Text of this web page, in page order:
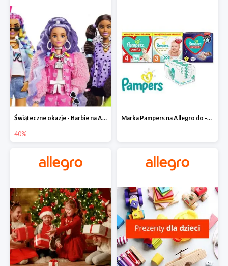
Świąteczne okazje - Barbie na Allegro do -40%
40%
Marka Pampers na Allegro do -35%